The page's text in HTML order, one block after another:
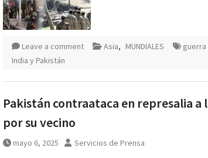
Leave a comment Asia, MUNDIALES guerra
India y Pakistán
Pakistán contraataca en represalia a
por su vecino
mayo 6, 2025 Servicios de Prensa